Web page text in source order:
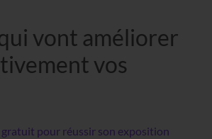
vont améliorer
vos
gratuit pour réussir son exposition